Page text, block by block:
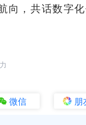
向，共话数字
微信 朋